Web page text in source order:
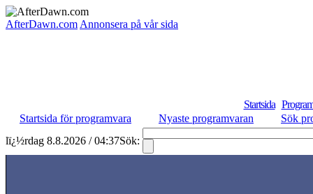
AfterDawn.com Annonsera på vår sida
Startsida
Startsida för programvara
Nyaste programvaran
Sök
lï¿½rdag 8.8.2026 / 04:37Sök: